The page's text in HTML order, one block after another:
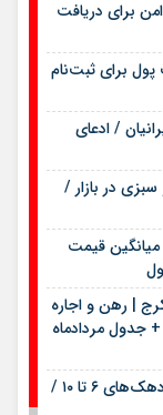
برای دریافت
پول برای ثبت‌نام
/ ادعای
در بازار /
قیمت
| رهن و اجاره
+ جدول مردادماه
خبر مهم دولت برای روستاییان دهک‌های ۶ تا ۱۰ /